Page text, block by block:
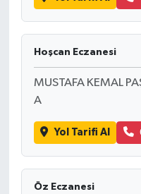
Hoşcan Eczanesi
MUSTAFA KEMAL
A
Yol Tarifi Al
Öz Eczanesi